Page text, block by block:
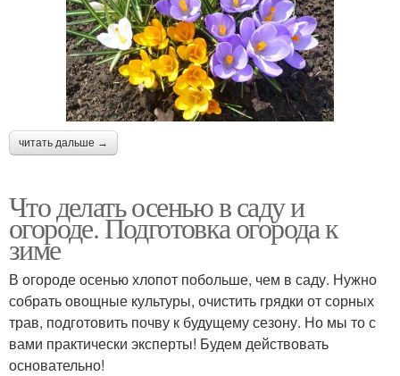
читать дальше →
Что делать осенью в саду и
огороде. Подготовка огорода к
зиме
В огороде осенью хлопот побольше, чем в саду. Нужно
собрать овощные культуры, очистить грядки от сорных
трав, подготовить почву к будущему сезону. Но мы то с
вами практически эксперты! Будем действовать
основательно!